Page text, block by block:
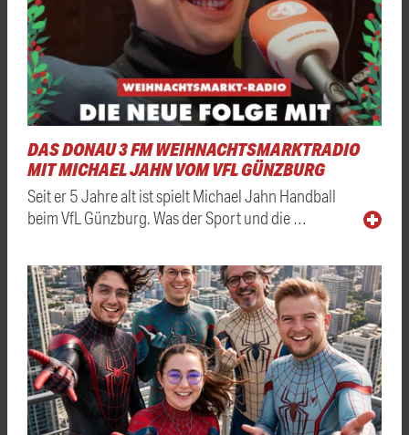
DAS DONAU 3 FM WEIHNACHTSMARKTRADIO
MIT MICHAEL JAHN VOM VFL GÜNZBURG
Seit er 5 Jahre alt ist spielt Michael Jahn Handball
beim VfL Günzburg. Was der Sport und die …